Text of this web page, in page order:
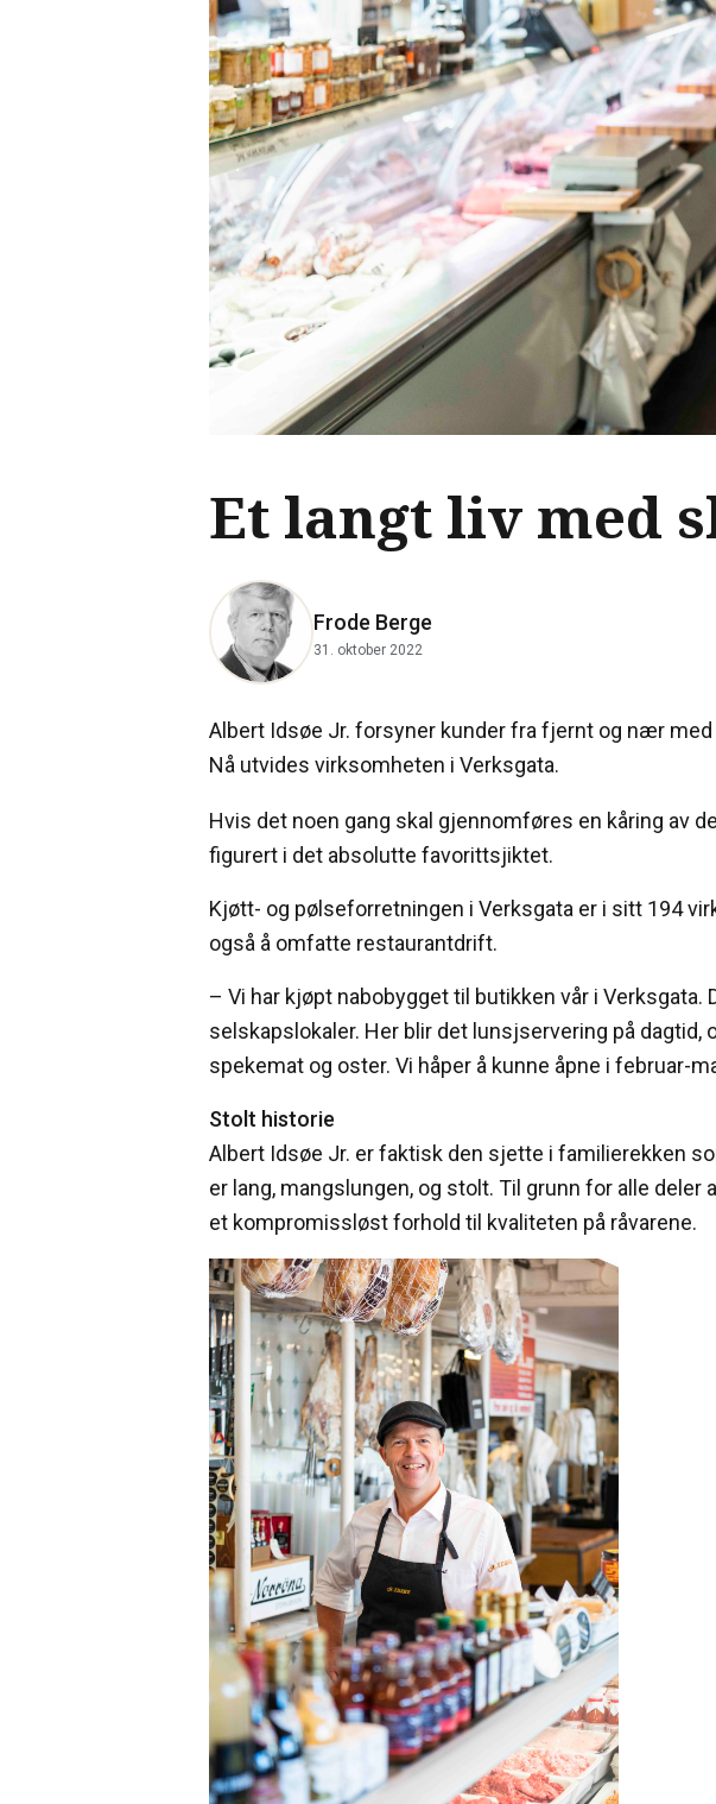
Et langt liv med
Frode Berge
31. oktober 2022
Albert Idsøe Jr. forsyner kunder fra fjernt og nær
Nå utvides virksomheten i Verksgata.
Hvis det noen gang skal gjennomføres en kåring av
figurert i det absolutte favorittsjiktet.
Kjøtt- og pølseforretningen i Verksgata er i sitt 194
også å omfatte restaurantdrift.
– Vi har kjøpt nabobygget til butikken vår i
selskapslokaler. Her blir det lunsjservering på
spekemat og oster. Vi håper å kunne åpne i februar-
Stolt historie
Albert Idsøe Jr. er faktisk den sjette i familierekken
er lang, mangslungen, og stolt. Til grunn for alle
et kompromissløst forhold til kvaliteten på råvarene.